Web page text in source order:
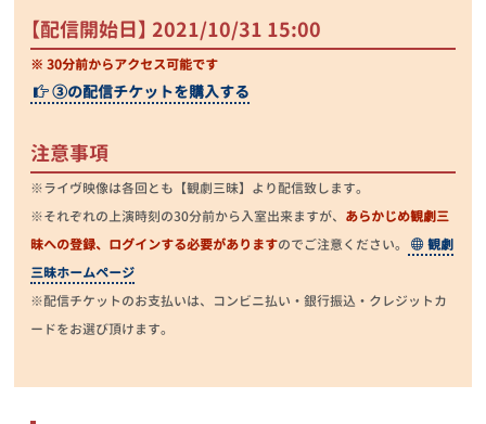
【配信開始日】 2021/10/31 15:00
※ 30分前からアクセス可能です
③の配信チケットを購入する
注意事項
※ライヴ映像は各回とも【観劇三昧】より配信致します。
※それぞれの上演時刻の30分前から入室出来ますが、 あらかじめ観劇三
昧への登録、ログインする必要がありますのでご注意ください。
観劇
三昧ホームページ
※配信チケットのお支払いは、コンビニ払い・銀行振込・クレジットカ
ードをお選び頂けます。